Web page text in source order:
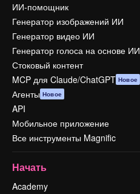
ИИ-помощник
Генератор изображений ИИ
Генератор видео ИИ
Генератор голоса на основе ИИ
Стоковый контент
MCP для Claude/ChatGPT Новое
Агенты Новое
API
Мобильное приложение
Все инструменты Magnific
Начать
Academy